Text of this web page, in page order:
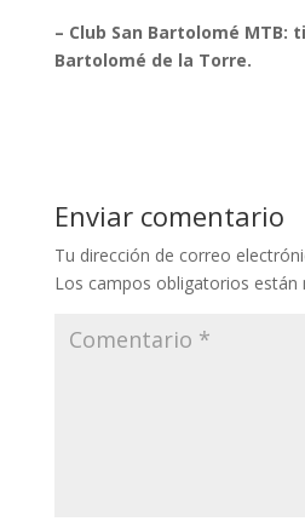
– Club San Bartolomé MTB:
Bartolomé de la Torre.
Enviar comentario
Tu dirección de correo
Los campos obligatorios están